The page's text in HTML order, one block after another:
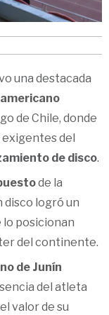
una destacada
de Chile, donde
exigentes del
de disco.
de la
disco logró un
lo posicionan
del continente.
de Junín
del atleta
valor de su